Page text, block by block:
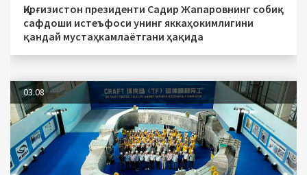
Қирғизистон президенти Садир Жапаровнинг собиқ
сафдоши истеъфоси унинг яккаҳокимлигини
қандай мустаҳкамлаётгани ҳақида
03.08